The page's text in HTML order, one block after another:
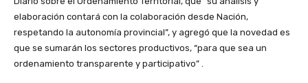
elaboración contará con la colaboración desde Nación,
respetando la autonomía provincial”, y agregó que la novedad es
que se sumarán los sectores productivos, “para que sea un
ordenamiento transparente y participativo” .